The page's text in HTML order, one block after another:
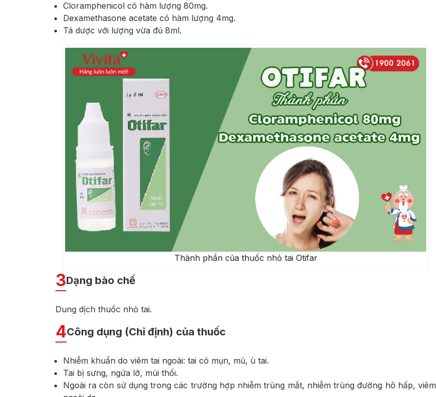
Cloramphenicol có hàm lượng 80mg.
Dexamethasone acetate có hàm lượng 4mg.
Tá dược với lượng vừa đủ 8ml.
Thành phần của thuốc nhỏ tai Otifar
3Dạng bào chế
Dung dịch thuốc nhỏ tai.
4Công dụng (Chỉ định) của thuốc
Nhiễm khuẩn do viêm tai ngoài: tai có mụn, mủ, ù tai.
Tai bị sưng, ngứa lở, mùi thối.
Ngoài ra còn sử dụng trong các trường hợp nhiễm trùng mắt, nhiễm trùng đường hô hấp, viêm